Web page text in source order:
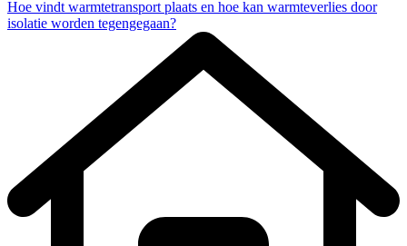
Hoe vindt warmtetransport plaats en hoe kan warmteverlies door
isolatie worden tegengegaan?